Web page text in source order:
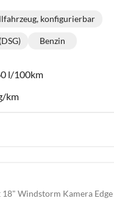
konfigurierbar
Kraftstoff:
Benzin
l/100km
km